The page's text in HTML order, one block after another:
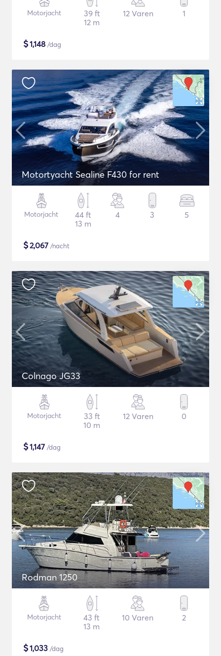
Motorjacht
39 ft
12 m
12 Varen 1
$1,148 /dag
Motortyacht Sealine F430 for rent
Motorjacht
44 ft
13 m
4 3 5
$2,067 /nacht
Colnago JG33
Motorjacht
33 ft
10 m
12 Varen 0
$1,147 /dag
Rodman 1250
Motorjacht
43 ft
13 m
10 Varen 2
$1,033 /dag